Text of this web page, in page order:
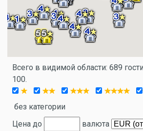
Всего в видимой области: 689
100.
без категории
Цена до
валюта